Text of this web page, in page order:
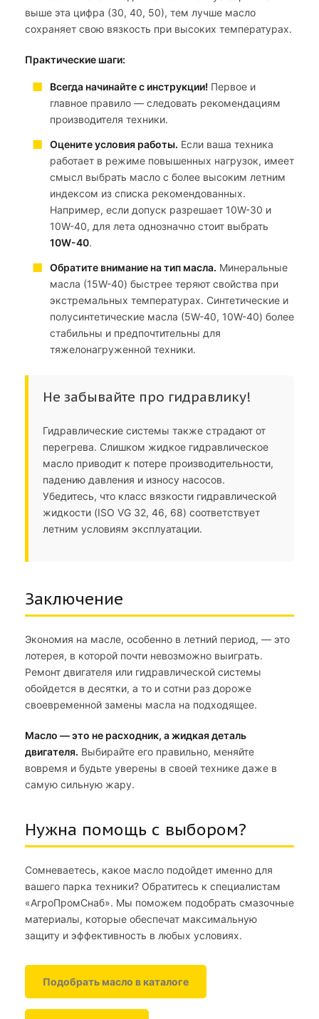
выше эта цифра (30, 40, 50), тем лучше масло
сохраняет свою вязкость при высоких температурах.
Практические шаги:
Всегда начинайте с инструкции! Первое и
главное правило — следовать рекомендациям
производителя техники.
Оцените условия работы. Если ваша техника
работает в режиме повышенных нагрузок, имеет
смысл выбрать масло с более высоким летним
индексом из списка рекомендованных.
Например, если допуск разрешает 10W-30 и
10W-40, для лета однозначно стоит выбрать
10W-40.
Обратите внимание на тип масла. Минеральные
масла (15W-40) быстрее теряют свойства при
экстремальных температурах. Синтетические и
полусинтетические масла (5W-40, 10W-40) более
стабильны и предпочтительны для
тяжелонагруженной техники.
Не забывайте про гидравлику!
Гидравлические системы также страдают от
перегрева. Слишком жидкое гидравлическое
масло приводит к потере производительности,
падению давления и износу насосов.
Убедитесь, что класс вязкости гидравлической
жидкости (ISO VG 32, 46, 68) соответствует
летним условиям эксплуатации.
Заключение
Экономия на масле, особенно в летний период, — это
лотерея, в которой почти невозможно выиграть.
Ремонт двигателя или гидравлической системы
обойдется в десятки, а то и сотни раз дороже
своевременной замены масла на подходящее.
Масло — это не расходник, а жидкая деталь
двигателя. Выбирайте его правильно, меняйте
вовремя и будьте уверены в своей технике даже в
самую сильную жару.
Нужна помощь с выбором?
Сомневаетесь, какое масло подойдет именно для
вашего парка техники? Обратитесь к специалистам
«АгроПромСнаб». Мы поможем подобрать смазочные
материалы, которые обеспечат максимальную
защиту и эффективность в любых условиях.
Подобрать масло в каталоге